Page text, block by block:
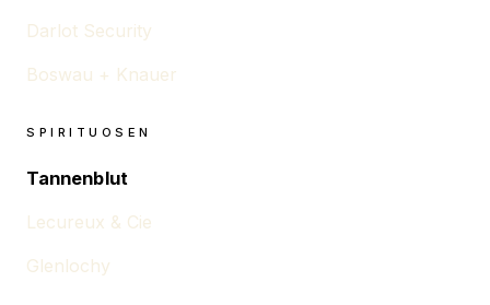
Darlot Security
Boswau + Knauer
SPIRITUOSEN
Tannenblut
Lecureux & Cie
Glenlochy